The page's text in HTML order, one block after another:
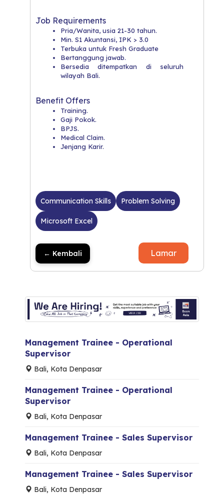
Job Requirements
Pria/Wanita, usia 21-30 tahun.
Min. S1 Akuntansi, IPK > 3.0
Terbuka untuk Fresh Graduate
Bertanggung jawab.
Bersedia ditempatkan di seluruh
wilayah Bali.
Benefit Offers
Training.
Gaji Pokok.
BPJS.
Medical Claim.
Jenjang Karir.
Communication Skills Problem Solving
Microsoft Excel
← Kembali Lamar
Management Trainee - Operational
Supervisor
Bali, Kota Denpasar
Management Trainee - Operational
Supervisor
Bali, Kota Denpasar
Management Trainee - Sales Supervisor
Bali, Kota Denpasar
Management Trainee - Sales Supervisor
Bali, Kota Denpasar